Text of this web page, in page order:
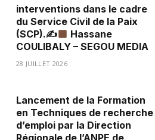
interventions dans le cadre
du Service Civil de la Paix
(SCP).✍
Hassane
COULIBALY – SEGOU MEDIA
28 JUILLET 2026
Lancement de la Formation
en Techniques de recherche
d’emploi par la Direction